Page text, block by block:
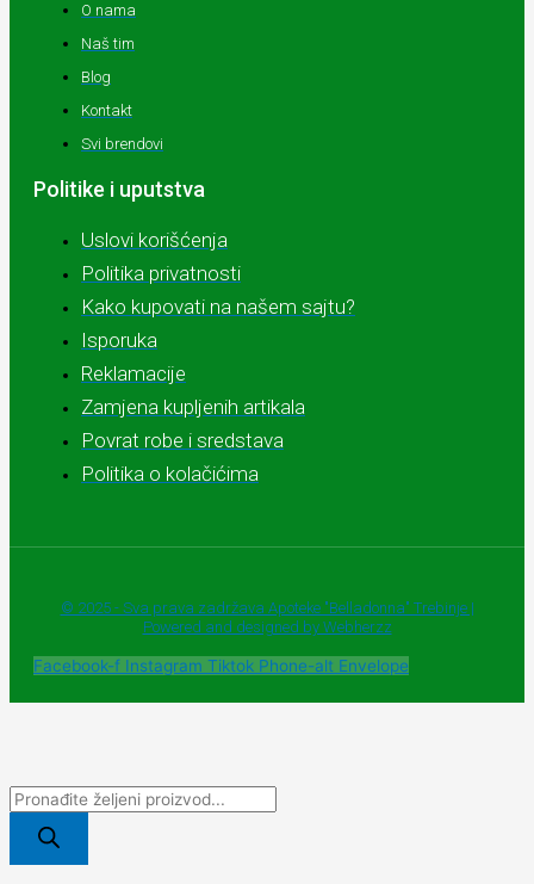
O nama
Naš tim
Blog
Kontakt
Svi brendovi
Politike i uputstva
Uslovi korišćenja
Politika privatnosti
Kako kupovati na našem sajtu?
Isporuka
Reklamacije
Zamjena kupljenih artikala
Povrat robe i sredstava
Politika o kolačićima
© 2025 - Sva prava zadržava Apoteke "Belladonna" Trebinje |
Powered and designed by Webherzz
Facebook-f Instagram Tiktok Phone-alt Envelope